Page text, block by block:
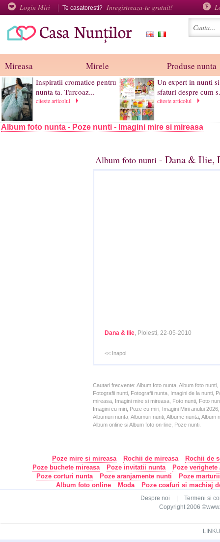
Login Miri Te casatoresti? Inregistreaza-te gratuit!
Mireasa Mirele Produse nunta
Inspiratii cromatice pentru
nunta ta. Turcoaz...
citeste articolul
Un expert in nunti
sfaturi despre cum
citeste articolul
Album foto nunta - Poze nunti - Imagini mire si mireasa
Album foto nunti - Dana & Ilie,
Dana & Ilie, Ploiesti, 22-05-2010
<< Inapoi
Cautari frecvente: Album foto nunta, Album foto
Fotografii nunti, Fotografii nunta, Imagini de la nunti,
mireasa, Imagini mire si mireasa, Foto nunti, Foto
Imagini cu miri, Poze cu miri, Imagini Mirii anului
Albumuri nunta, Albumuri nunti, Albume nunta,
Album online si Album foto on-line, Poze nunti.
Poze mire si mireasa Rochii de mireasa
Rochii de
Poze buchete mireasa
Poze invitatii nunta
Poze
Poze corturi nunta
Poze aranjamente nunti
Poze
Album foto online
Moda Poze coafuri si machiaj
Despre noi
Termeni si
Copyright 2006